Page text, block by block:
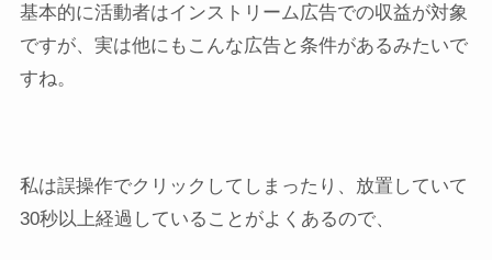
基本的に活動者はインストリーム広告での収益が対象
ですが、実は他にもこんな広告と条件があるみたいで
すね。
私は誤操作でクリックしてしまったり、放置していて
30秒以上経過していることがよくあるので、